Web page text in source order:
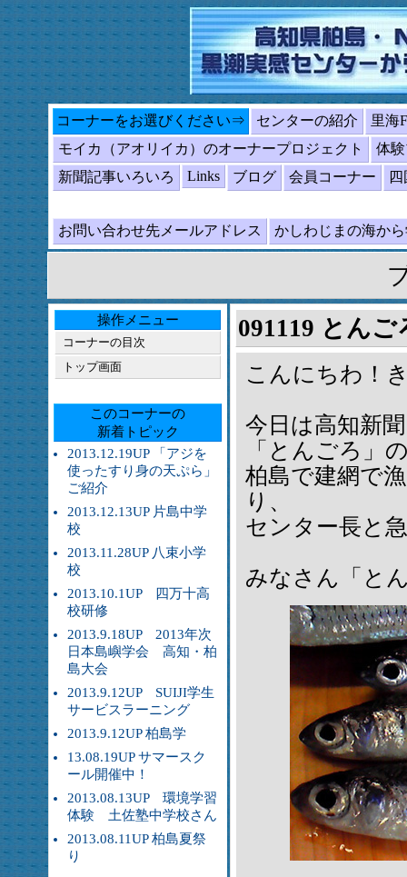
コーナーをお選びください⇒ センターの紹介
里海
モイカ（アオリイカ）のオーナープロジェクト
体
新聞記事いろいろ
Links ブログ 会員コーナー
お問い合わせ先メールアドレス かしわじまの海か
操作メニュー
コーナーの目次
トップ画面
このコーナーの
新着トピック
2013.12.19UP 「アジを
使ったすり身の天ぷら」
ご紹介
2013.12.13UP 片島中学
校
2013.11.28UP 八束小学
校
2013.10.1UP 四万十高
校研修
2013.9.18UP 2013年次
日本島嶼学会 高知・柏
島大会
2013.9.12UP SUIJI学生
サービスラーニング
2013.9.12UP 柏島学
13.08.19UP サマースク
ール開催中！
2013.08.13UP 環境学習
体験 土佐塾中学校さん
2013.08.11UP 柏島夏祭
り
091119 とんご
こんにちわ！
今日は高知新
「とんごろ」
柏島で建網で
り、
センター長と
みなさん「と